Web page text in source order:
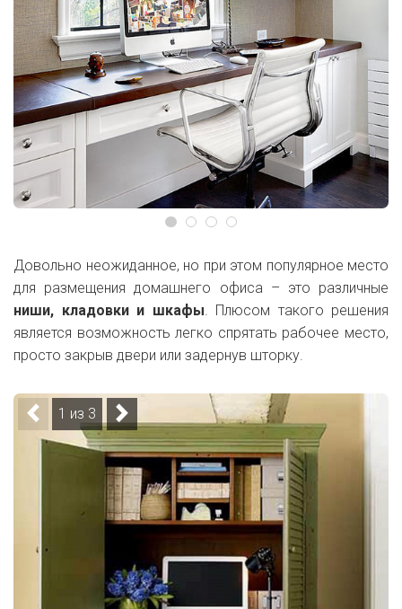
Довольно неожиданное, но при этом популярное место
для размещения домашнего офиса – это различные
ниши, кладовки и шкафы. Плюсом такого решения
является возможность легко спрятать рабочее место,
просто закрыв двери или задернув шторку.
1 из 3